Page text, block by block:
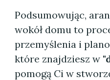
Podsumowując,
wokół domu to
przemyślenia i
które znajdziesz w
pomogą Ci w